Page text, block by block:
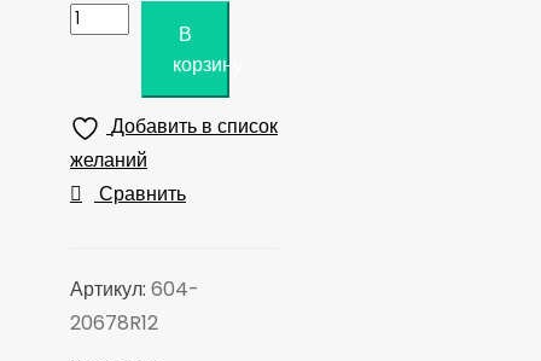
Количество
Ремкомплект
для
гайковерта
ось
короткая
В
корзину
Добавить в список
желаний
Сравнить
Артикул: 604-
20678R12